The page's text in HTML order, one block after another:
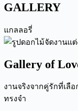
GALLERY
แกลลอรี่
Gallery of
งานจริงจากคู่รักที่เลื
ทรงจำ